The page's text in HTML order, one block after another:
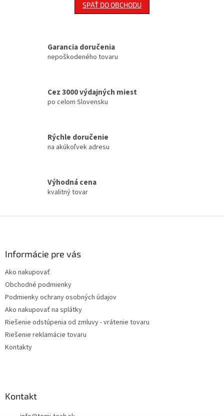
SPÄŤ DO OBCHODU
Garancia doručenia
nepoškodeného tovaru
Cez 3000 výdajných miest
po celom Slovensku
Rýchle doručenie
na akúkoľvek adresu
Výhodná cena
kvalitný tovar
Informácie pre vás
Ako nakupovať
Obchodné podmienky
Podmienky ochrany osobných údajov
Ako nakupovať na splátky
Riešenie odstúpenia od zmluvy - vrátenie tovaru
Riešenie reklamácie tovaru
Kontakty
Kontakt